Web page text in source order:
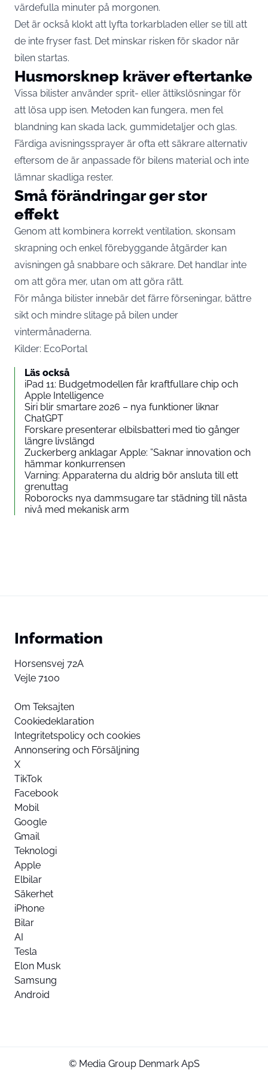
värdefulla minuter på morgonen.
Det är också klokt att lyfta torkarbladen eller se till att
de inte fryser fast. Det minskar risken för skador när
bilen startas.
Husmorsknep kräver eftertanke
Vissa bilister använder sprit- eller ättikslösningar för
att lösa upp isen. Metoden kan fungera, men fel
blandning kan skada lack, gummidetaljer och glas.
Färdiga avisningssprayer är ofta ett säkrare alternativ
eftersom de är anpassade för bilens material och inte
lämnar skadliga rester.
Små förändringar ger stor
effekt
Genom att kombinera korrekt ventilation, skonsam
skrapning och enkel förebyggande åtgärder kan
avisningen gå snabbare och säkrare. Det handlar inte
om att göra mer, utan om att göra rätt.
För många bilister innebär det färre förseningar, bättre
sikt och mindre slitage på bilen under
vintermånaderna.
Kilder: EcoPortal
Läs också
iPad 11: Budgetmodellen får kraftfullare chip och
Apple Intelligence
Siri blir smartare 2026 – nya funktioner liknar
ChatGPT
Forskare presenterar elbilsbatteri med tio gånger
längre livslängd
Zuckerberg anklagar Apple: ”Saknar innovation och
hämmar konkurrensen
Varning: Apparaterna du aldrig bör ansluta till ett
grenuttag
Roborocks nya dammsugare tar städning till nästa
nivå med mekanisk arm
Information
Horsensvej 72A
Vejle 7100
Om Teksajten
Cookiedeklaration
Integritetspolicy och cookies
Annonsering och Försäljning
X
TikTok
Facebook
Mobil
Google
Gmail
Teknologi
Apple
Elbilar
Säkerhet
iPhone
Bilar
AI
Tesla
Elon Musk
Samsung
Android
© Media Group Denmark ApS